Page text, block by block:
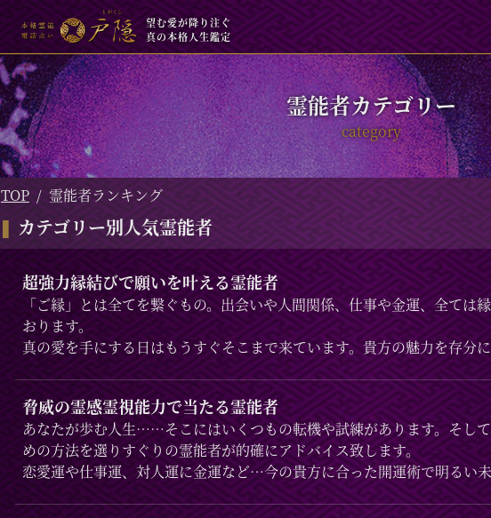
望む愛が降り注ぐ
真の本格人生鑑定
霊能者カテゴリー
category
TOP 霊能者ランキング
カテゴリー別人気霊能者
超強力縁結びで願いを叶える霊能者
「ご縁」とは全てを繋ぐもの。出会いや人間関係、仕事や金運、全ては
おります。
真の愛を手にする日はもうすぐそこまで来ています。貴方の魅力を存分
りすぐりの霊能者がお導き致します。
脅威の霊感霊視能力で当たる霊能者
あなたが歩む人生……そこにはいくつもの転機や試練があります。そし
めの方法を選りすぐりの霊能者が的確にアドバイス致します。
恋愛運や仕事運、対人運に金運など…今の貴方に合った開運術で明るい未